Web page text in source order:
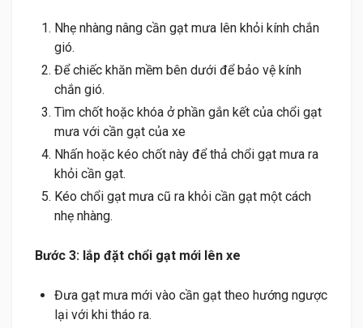
Nhẹ nhàng nâng cần gạt mưa lên khỏi kính chắn
gió.
Để chiếc khăn mềm bên dưới để bảo vệ kính
chắn gió.
Tìm chốt hoặc khóa ở phần gắn kết của chổi gạt
mưa với cần gạt của xe
Nhấn hoặc kéo chốt này để thả chổi gạt mưa ra
khỏi cần gạt.
Kéo chổi gạt mưa cũ ra khỏi cần gạt một cách
nhẹ nhàng.
Bước 3: lắp đặt chổi gạt mới lên xe
Đưa gạt mưa mới vào cần gạt theo hướng ngược
lại với khi tháo ra.